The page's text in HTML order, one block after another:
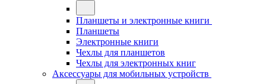
Планшеты и электронные книги
Планшеты
Электронные книги
Чехлы для планшетов
Чехлы для электронных книг
Аксессуары для мобильных устройств